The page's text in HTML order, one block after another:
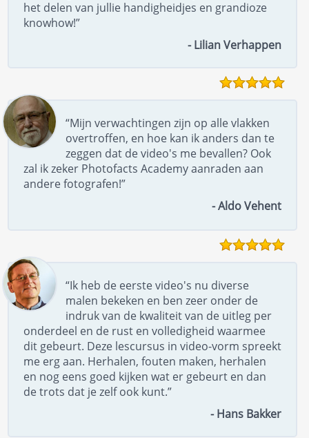
het delen van jullie handigheidjes en grandioze
knowhow!”
- Lilian Verhappen
“Mijn verwachtingen zijn op alle vlakken
overtroffen, en hoe kan ik anders dan te
zeggen dat de video's me bevallen? Ook
zal ik zeker Photofacts Academy aanraden aan
andere fotografen!”
- Aldo Vehent
“Ik heb de eerste video's nu diverse
malen bekeken en ben zeer onder de
indruk van de kwaliteit van de uitleg per
onderdeel en de rust en volledigheid waarmee
dit gebeurt. Deze lescursus in video-vorm spreekt
me erg aan. Herhalen, fouten maken, herhalen
en nog eens goed kijken wat er gebeurt en dan
de trots dat je zelf ook kunt.”
- Hans Bakker